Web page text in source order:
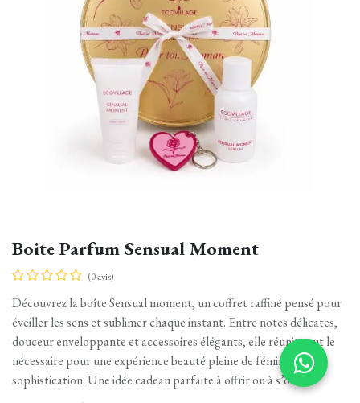
Boite Parfum Sensual Moment
(0 avis)
Découvrez la boîte Sensual moment, un coffret raffiné pensé pour
éveiller les sens et sublimer chaque instant. Entre notes délicates,
douceur enveloppante et accessoires élégants, elle réunit tout le
nécessaire pour une expérience beauté pleine de féminité et de
sophistication. Une idée cadeau parfaite à offrir ou à s’offrir.